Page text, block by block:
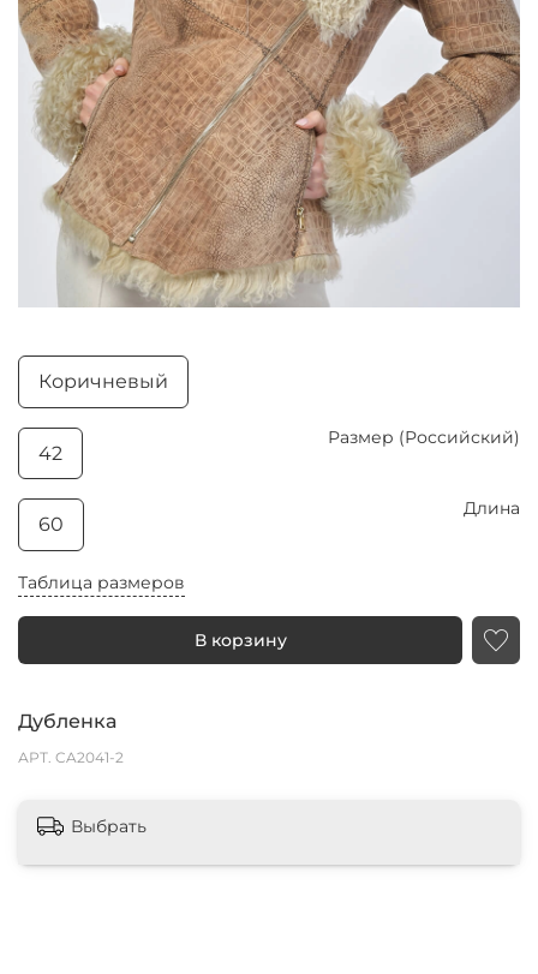
Дубленка
АРТ. CA2041-2
Таблица размеров
В корзину
Коричневый
Размер (Российский)
42
Длина
60
Выбрать